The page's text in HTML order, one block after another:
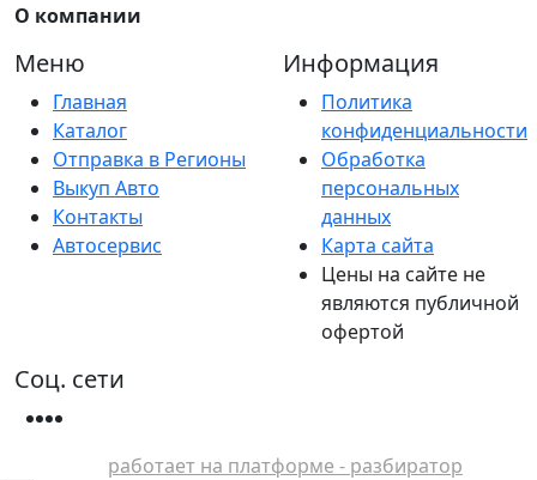
О компании
Меню
Главная
Каталог
Отправка в Регионы
Выкуп Авто
Контакты
Автосервис
Информация
Политика
конфиденциальности
Обработка
персональных
данных
Карта сайта
Цены на сайте не
являются публичной
офертой
Соц. сети
работает на платформе - разбиратор